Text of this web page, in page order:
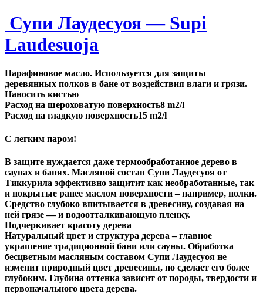
Супи Лаудесуоя — Supi
Laudesuoja
Парафиновое масло. Используется для защиты
деревянных полков в бане от воздействия влаги и грязи.
Наносить кистью
Расход на шероховатую поверхность8 m2/l
Расход на гладкую поверхность15 m2/l
С легким паром!
В защите нуждается даже термообработанное дерево в
саунах и банях. Масляной состав Супи Лаудесуоя от
Тиккурила эффективно защитит как необработанные, так
и покрытые ранее маслом поверхности – например, полки.
Средство глубоко впитывается в древесину, создавая на
ней грязе — и водоотталкивающую пленку.
Подчеркивает красоту дерева
Натуральный цвет и структура дерева – главное
украшение традиционной бани или сауны. Обработка
бесцветным масляным составом Супи Лаудесуоя не
изменит природный цвет древесины, но сделает его более
глубоким. Глубина оттенка зависит от породы, твердости и
первоначального цвета дерева.